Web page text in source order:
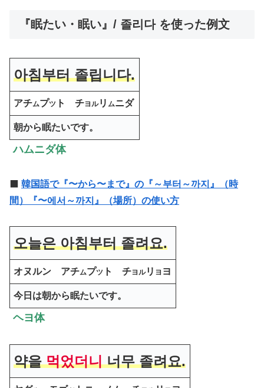
『眠たい・眠い』/ 졸리다 を使った例文
아침부터 졸립니다.
アチムプツ ト チヨルリ ムニダ
朝から眠たいです。
ハムニダ体
韓国語で『〜から〜まで』の『～부터～까지』（時
間）『〜에서～까지』（場所）の使い方
오늘은 아침부터 졸려요.
オヌルン アチムプツ ト チヨルリ ヨ ヨ
今日は朝から眠たいです。
ヘヨ体
약을먹었더니너무 졸려요.